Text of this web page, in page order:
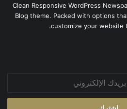
Clean Responsive WordPress
Blog theme. Packed with options
customize your website